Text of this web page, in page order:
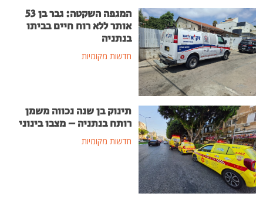
המגפה השקטה: גבר בן 53
אותר ללא רוח חיים בביתו
בנתניה
חדשות מקומיות
תינוק בן שנה נכווה משמן
רותח בנתניה – מצבו בינוני
חדשות מקומיות